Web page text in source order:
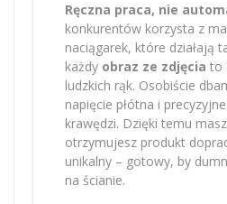
Ręczna praca, nie
konkurentów korzysta z
naciągarek, które działają
każdy obraz ze zdjęcia to
ludzkich rąk. Osobiście
napięcie płótna i
krawędzi. Dzięki temu
otrzymujesz produkt
unikalny – gotowy, by
na ścianie.